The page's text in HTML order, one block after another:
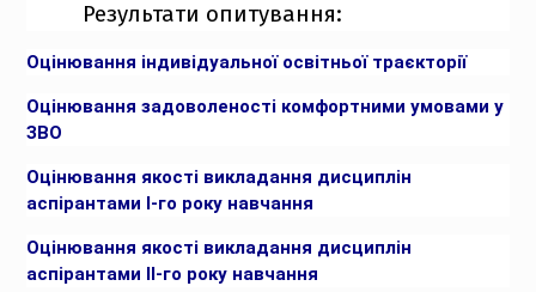
Результати опитування:
Оцінювання індивідуальної освітньої траєкторії
Оцінювання задоволеності комфортними умовами у
ЗВО
Оцінювання якості викладання дисциплін
аспірантами І-го року навчання
Оцінювання якості викладання дисциплін
аспірантами ІІ-го року навчання